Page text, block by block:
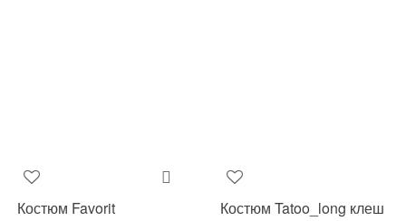
Костюм Favorit
Костюм Tatoo_long клеш